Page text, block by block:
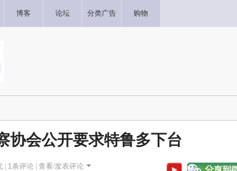
博客 论坛 分类广告 购物
协会公开要求特鲁多下台
| 1条评论 | 查看/发表评论